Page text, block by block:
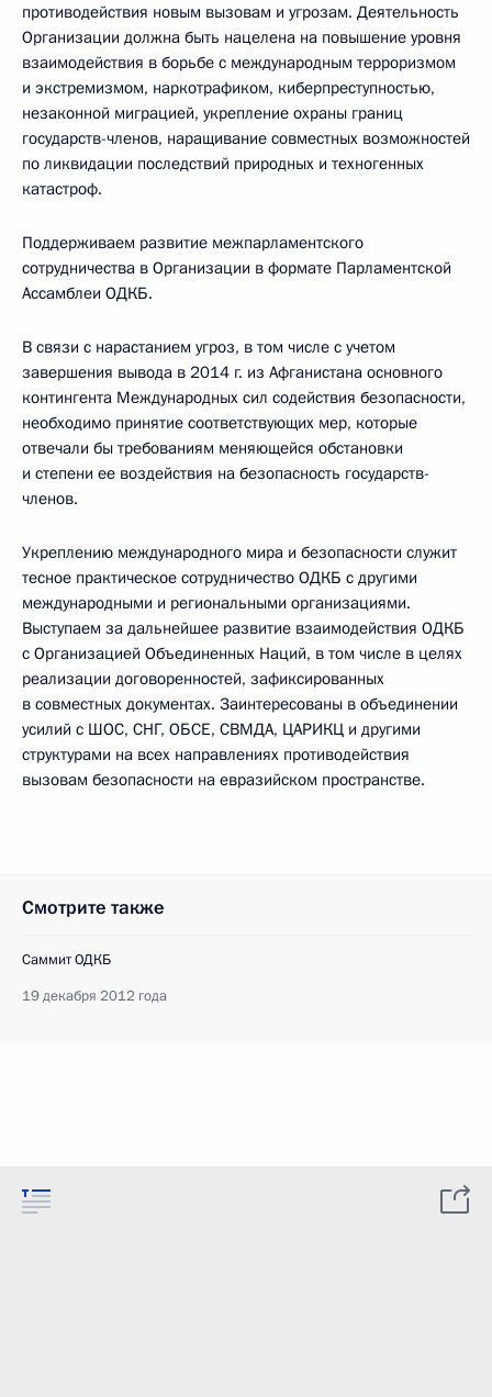
противодействия новым вызовам и угрозам. Деятельность
Организации должна быть нацелена на повышение уровня
взаимодействия в борьбе с международным терроризмом
и экстремизмом, наркотрафиком, киберпреступностью,
незаконной миграцией, укрепление охраны границ
государств-членов, наращивание совместных возможностей
по ликвидации последствий природных и техногенных
катастроф.
Поддерживаем развитие межпарламентского
сотрудничества в Организации в формате Парламентской
Ассамблеи ОДКБ.
В связи с нарастанием угроз, в том числе с учетом
завершения вывода в 2014 г. из Афганистана основного
контингента Международных сил содействия безопасности,
необходимо принятие соответствующих мер, которые
отвечали бы требованиям меняющейся обстановки
и степени ее воздействия на безопасность государств-
членов.
Укреплению международного мира и безопасности служит
тесное практическое сотрудничество ОДКБ с другими
международными и региональными организациями.
Выступаем за дальнейшее развитие взаимодействия ОДКБ
с Организацией Объединенных Наций, в том числе в целях
реализации договоренностей, зафиксированных
в совместных документах. Заинтересованы в объединении
усилий с ШОС, СНГ, ОБСЕ, СВМДА, ЦАРИКЦ и другими
структурами на всех направлениях противодействия
вызовам безопасности на евразийском пространстве.
Смотрите также
Саммит ОДКБ
19 декабря 2012 года